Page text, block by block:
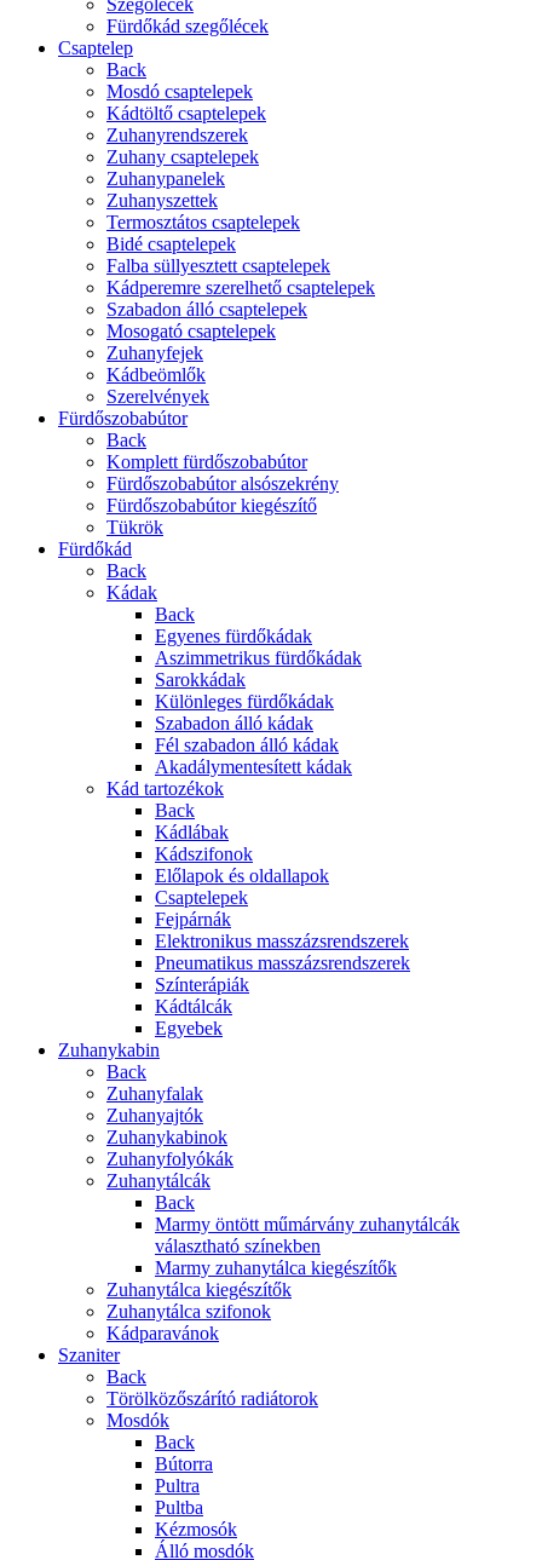
Szegőlécek
Fürdőkád szegőlécek
Csaptelep
Back
Mosdó csaptelepek
Kádtöltő csaptelepek
Zuhanyrendszerek
Zuhany csaptelepek
Zuhanypanelek
Zuhanyszettek
Termosztátos csaptelepek
Bidé csaptelepek
Falba süllyesztett csaptelepek
Kádperemre szerelhető csaptelepek
Szabadon álló csaptelepek
Mosogató csaptelepek
Zuhanyfejek
Kádbeömlők
Szerelvények
Fürdőszobabútor
Back
Komplett fürdőszobabútor
Fürdőszobabútor alsószekrény
Fürdőszobabútor kiegészítő
Tükrök
Fürdőkád
Back
Kádak
Back
Egyenes fürdőkádak
Aszimmetrikus fürdőkádak
Sarokkádak
Különleges fürdőkádak
Szabadon álló kádak
Fél szabadon álló kádak
Akadálymentesített kádak
Kád tartozékok
Back
Kádlábak
Kádszifonok
Előlapok és oldallapok
Csaptelepek
Fejpárnák
Elektronikus masszázsrendszerek
Pneumatikus masszázsrendszerek
Színterápiák
Kádtálcák
Egyebek
Zuhanykabin
Back
Zuhanyfalak
Zuhanyajtók
Zuhanykabinok
Zuhanyfolyókák
Zuhanytálcák
Back
Marmy öntött műmárvány zuhanytálcák
választható színekben
Marmy zuhanytálca kiegészítők
Zuhanytálca kiegészítők
Zuhanytálca szifonok
Kádparavánok
Szaniter
Back
Törölközőszárító radiátorok
Mosdók
Back
Bútorra
Pultra
Pultba
Kézmosók
Álló mosdók